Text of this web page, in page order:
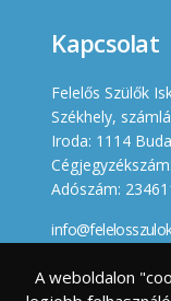
Kapcsolat
Felelős Szülők
Székhely,
Iroda: 1114
Adószám:
A weboldalon